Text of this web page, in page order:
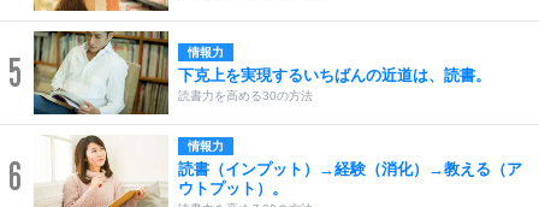
5 情報力
下克上を実現するいちばんの近道は、読書。
読書力を高める30の方法
6
情報力
読書（インプット）→経験（消化）→教える（ア
ウトプット）。